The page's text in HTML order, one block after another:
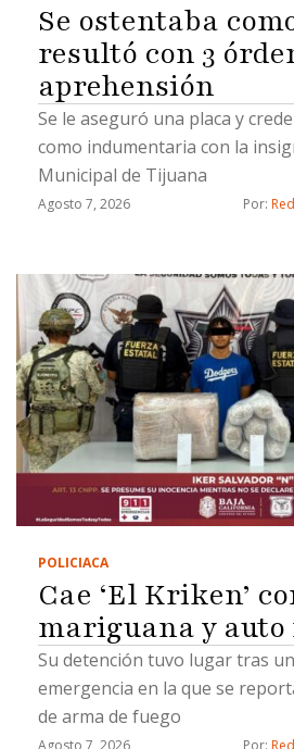
Se ostentaba
resultó con 3
aprehensión
Se le aseguró una placa y
como indumentaria con la
Municipal de Tijuana
Agosto 7, 2026 Por:
POLICIACA
Cae ‘El Kriken’
mariguana y auto
Su detención tuvo lugar tras
emergencia en la que se
de arma de fuego
Agosto 7, 2026 Por: